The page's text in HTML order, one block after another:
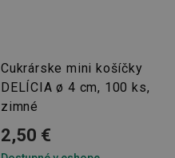
Cukrárske mini košíčky
DELÍCIA ø 4 cm, 100 ks,
zimné
2,50 €